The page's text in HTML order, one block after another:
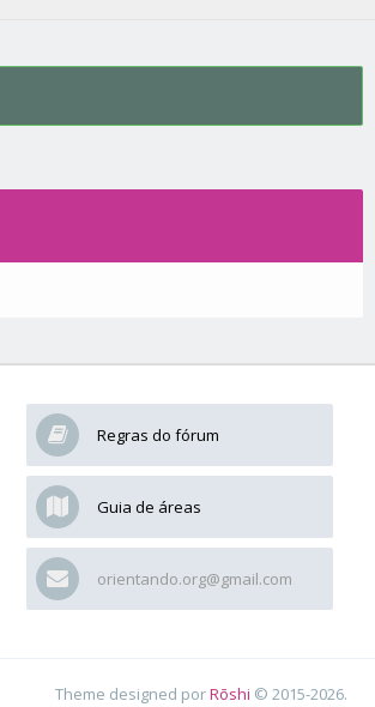
Regras do fórum
Guia de áreas
orientando.org@gmail.com
Theme designed porRōshi © 2015-2026.